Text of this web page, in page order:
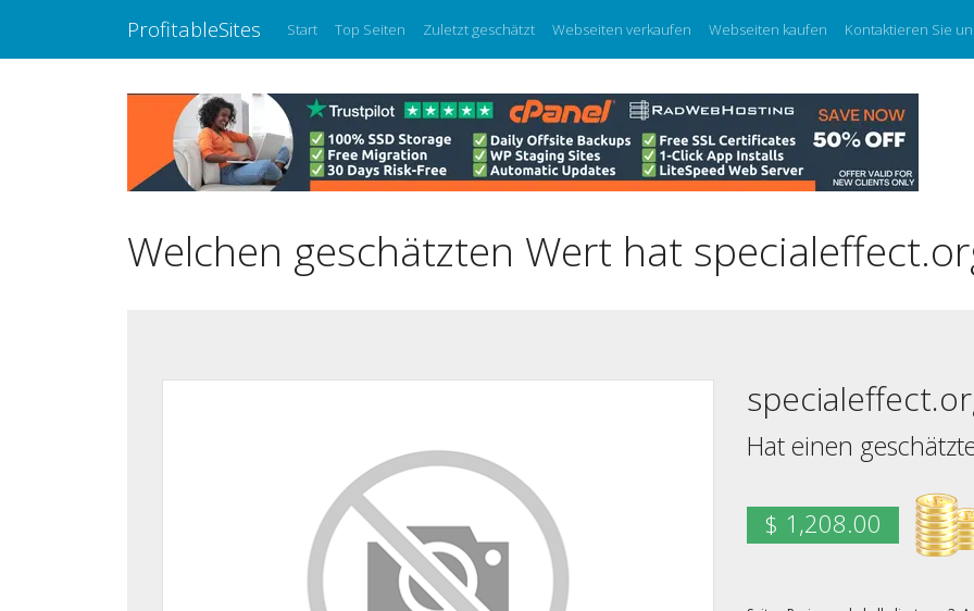
ProfitableSites Start Top Seiten Zuletzt geschätzt Webseiten verkaufen Webseiten kaufen Kontaktieren Sie
Welchen geschätzten Wert hat
Hat einen
$ 1,208.00